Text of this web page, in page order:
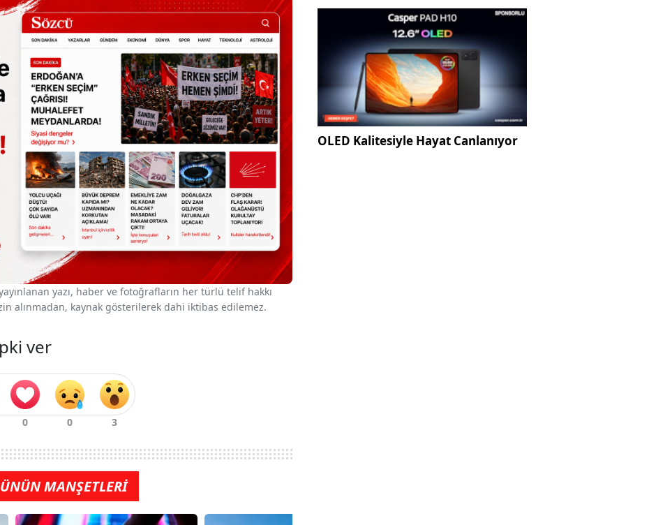
yazı, haber ve fotoğrafların her türlü telif hakkı
alınmadan, kaynak gösterilerek dahi iktibas edilemez.
ver
MANŞETLERİ
OLED Kalitesiyle Hayat Canlanıyor